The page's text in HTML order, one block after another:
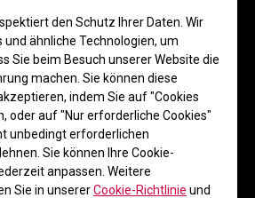
den Schutz Ihrer Daten. Wir
und ähnliche Technologien, um
Sie beim Besuch unserer Website die
machen. Sie können diese
indem Sie auf "Cookies
oder auf "Nur erforderliche Cookies"
unbedingt erforderlichen
Sie können Ihre Cookie-
anpassen. Weitere
Sie in unsererCookie-Richtlinie und
Dadurch lässt sich die optimale
stabile Signalübertragung nur
– was häufig zu schwächerem
Empfang führt.